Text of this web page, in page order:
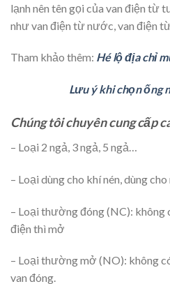
lạnh nên tên gọi của van điện từ
như van điện từ nước, van điện
Tham khảo thêm: Hé lộ địa chỉ
Lưu ý khi chọn ống
Chúng tôi chuyên cung cấp
– Loại 2 ngả, 3 ngả, 5 ngả…
– Loại dùng cho khí nén, dùng
– Loại thường đóng (NC): không
điện thì mở
– Loại thường mở (NO): không
van đóng.